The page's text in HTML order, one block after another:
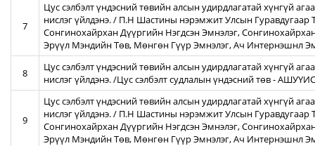
7
Цус сэлбэлт үндэсний төвийн алсын удирдлагатай хүнгүй
нислэг үйлдэнэ. / П.Н Шастины нэрэмжит Улсын Гуравдугаар
Сонгинохайрхан Дүүргийн Нэгдсэн Эмнэлэг,
Эрүүл Мэндийн Төв, Мөнгөн Гүүр Эмнэлэг, Ач Интернэшнл
8
Цус сэлбэлт үндэсний төвийн алсын удирдлагатай хүнгүй
нислэг үйлдэнэ. /Цус сэлбэлт судлалын үндэсний төв -
9
Цус сэлбэлт үндэсний төвийн алсын удирдлагатай хүнгүй
нислэг үйлдэнэ. / П.Н Шастины нэрэмжит Улсын Гуравдугаар
Сонгинохайрхан Дүүргийн Нэгдсэн Эмнэлэг,
Эрүүл Мэндийн Төв, Мөнгөн Гүүр Эмнэлэг, Ач Интернэшнл